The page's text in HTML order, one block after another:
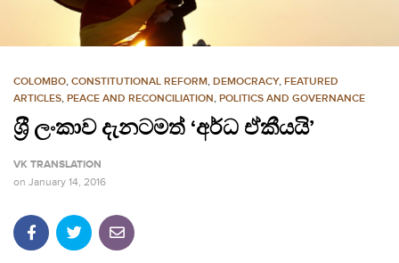
e
COLOMBO, CONSTITUTIONAL REFORM, DEMOCRACY, FEATURED
ARTICLES, PEACE AND RECONCILIATION, POLITICS AND GOVERNANCE
ශ‍්‍රී ලංකාව දැනටමත් ‘අර්ධ ඒකීයයි’
VK TRANSLATION
on January 14, 2016